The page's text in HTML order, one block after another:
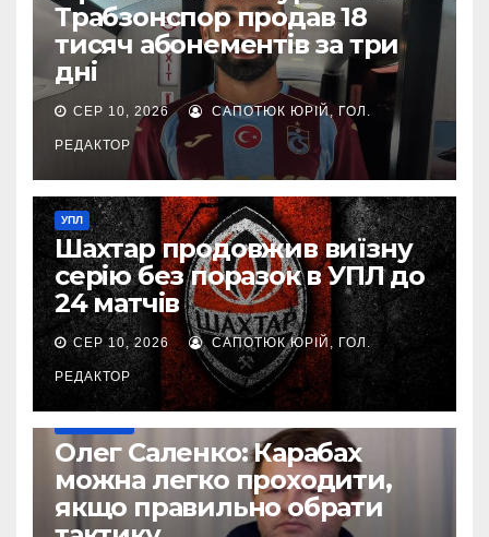
Трабзонспор продав 18
тисяч абонементів за три
дні
СЕР 10, 2026 САПОТЮК ЮРІЙ, ГОЛ.
РЕДАКТОР
УПЛ
Шахтар продовжив виїзну
серію без поразок в УПЛ до
24 матчів
СЕР 10, 2026 САПОТЮК ЮРІЙ, ГОЛ.
РЕДАКТОР
Олег Саленко: Карабах
можна легко проходити,
якщо правильно обрати